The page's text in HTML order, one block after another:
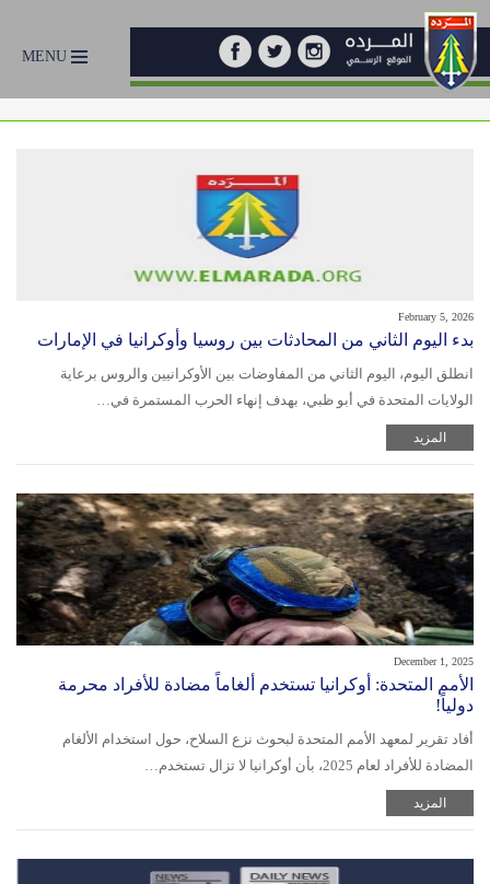
MENU
February 5, 2026
بدء اليوم الثاني من المحادثات بين روسيا وأوكرانيا في الإمارات
انطلق اليوم، اليوم الثاني من المفاوضات بين الأوكرانيين والروس برعاية
الولايات المتحدة في أبو ظبي، بهدف إنهاء الحرب المستمرة في…
المزيد
December 1, 2025
الأمم المتحدة: أوكرانيا تستخدم ألغاماً مضادة للأفراد محرمة
دولياً!
أفاد تقرير لمعهد الأمم المتحدة لبحوث نزع السلاح، حول استخدام الألغام
المضادة للأفراد لعام 2025، بأن أوكرانيا لا تزال تستخدم…
المزيد